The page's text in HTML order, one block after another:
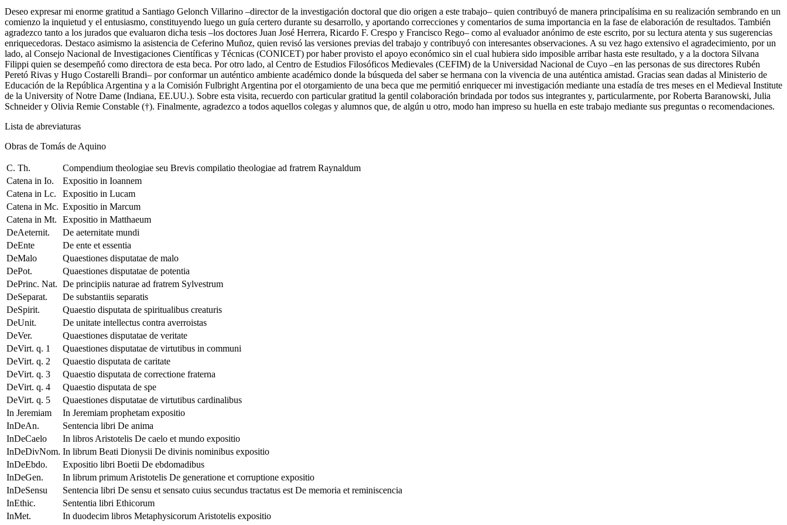
Deseo expresar mi enorme gratitud a Santiago Gelonch Villarino –director de la investigación doctoral que dio origen a este trabajo– quien contribuyó de manera principalísima en su realización sembrando en un
comienzo la inquietud y el entusiasmo, constituyendo luego un guía certero durante su desarrollo, y aportando correcciones y comentarios de suma importancia en la fase de elaboración de resultados. También
agradezco tanto a los jurados que evaluaron dicha tesis –los doctores Juan José Herrera, Ricardo F. Crespo y Francisco Rego– como al evaluador anónimo de este escrito, por su lectura atenta y sus sugerencias
enriquecedoras. Destaco asimismo la asistencia de Ceferino Muñoz, quien revisó las versiones previas del trabajo y contribuyó con interesantes observaciones. A su vez hago extensivo el agradecimiento, por un
lado, al Consejo Nacional de Investigaciones Científicas y Técnicas (CONICET) por haber provisto el apoyo económico sin el cual hubiera sido imposible arribar hasta este resultado, y a la doctora Silvana
Filippi quien se desempeñó como directora de esta beca. Por otro lado, al Centro de Estudios Filosóficos Medievales (CEFIM) de la Universidad Nacional de Cuyo –en las personas de sus directores Rubén
Peretó Rivas y Hugo Costarelli Brandi– por conformar un auténtico ambiente académico donde la búsqueda del saber se hermana con la vivencia de una auténtica amistad. Gracias sean dadas al Ministerio de
Educación de la República Argentina y a la Comisión Fulbright Argentina por el otorgamiento de una beca que me permitió enriquecer mi investigación mediante una estadía de tres meses en el Medieval Institute
de la University of Notre Dame (Indiana, EE.UU.). Sobre esta visita, recuerdo con particular gratitud la gentil colaboración brindada por todos sus integrantes y, particularmente, por Roberta Baranowski, Julia
Schneider y Olivia Remie Constable (†). Finalmente, agradezco a todos aquellos colegas y alumnos que, de algún u otro, modo han impreso su huella en este trabajo mediante sus preguntas o recomendaciones.
Lista de abreviaturas
Obras de Tomás de Aquino
C. Th.
Compendium theologiae seu Brevis compilatio theologiae ad fratrem Raynaldum
Catena in Io.
Expositio in Ioannem
Catena in Lc.
Expositio in Lucam
Catena in Mc. Expositio in Marcum
Catena in Mt.
Expositio in Matthaeum
DeAeternit.
De aeternitate mundi
DeEnte
De ente et essentia
DeMalo
Quaestiones disputatae de malo
DePot.
Quaestiones disputatae de potentia
DePrinc. Nat. De principiis naturae ad fratrem Sylvestrum
DeSeparat.
De substantiis separatis
DeSpirit.
Quaestio disputata de spiritualibus creaturis
DeUnit.
De unitate intellectus contra averroistas
DeVer.
Quaestiones disputatae de veritate
DeVirt. q. 1
Quaestiones disputatae de virtutibus in communi
DeVirt. q. 2
Quaestio disputata de caritate
DeVirt. q. 3
Quaestio disputata de correctione fraterna
DeVirt. q. 4
Quaestio disputata de spe
DeVirt. q. 5
Quaestiones disputatae de virtutibus cardinalibus
In Jeremiam
In Jeremiam prophetam expositio
InDeAn.
Sentencia libri De anima
InDeCaelo
In libros Aristotelis De caelo et mundo expositio
InDeDivNom. In librum Beati Dionysii De divinis nominibus expositio
InDeEbdo.
Expositio libri Boetii De ebdomadibus
InDeGen.
In librum primum Aristotelis De generatione et corruptione expositio
InDeSensu
Sentencia libri De sensu et sensato cuius secundus tractatus est De memoria et reminiscencia
InEthic.
Sententia libri Ethicorum
InMet.
In duodecim libros Metaphysicorum Aristotelis expositio